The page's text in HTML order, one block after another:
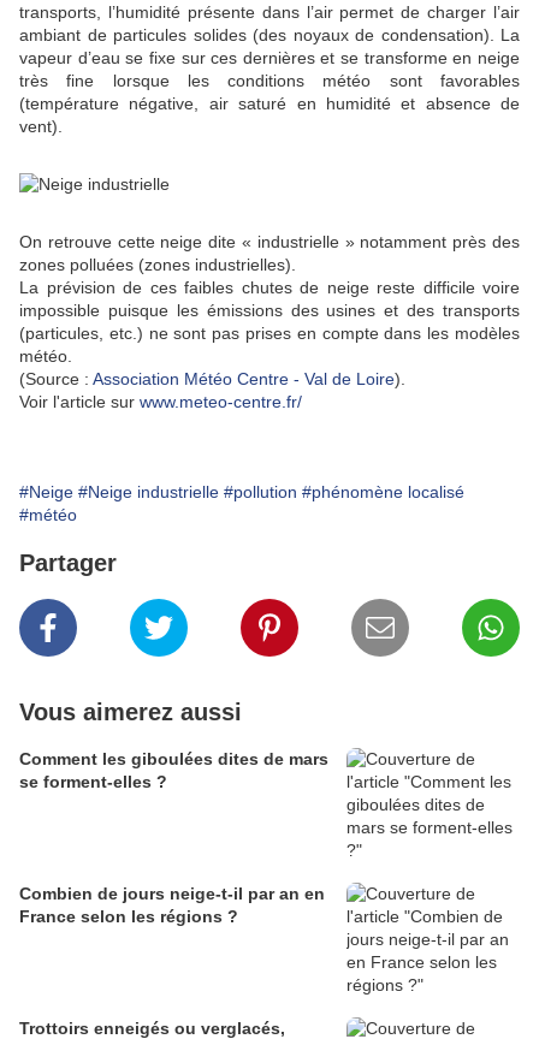
transports, l’humidité présente dans l’air permet de charger l’air
ambiant de particules solides (des noyaux de condensation). La
vapeur d’eau se fixe sur ces dernières et se transforme en neige
très fine lorsque les conditions météo sont favorables
(température négative, air saturé en humidité et absence de
vent).
On retrouve cette neige dite « industrielle » notamment près des
zones polluées (zones industrielles).
La prévision de ces faibles chutes de neige reste difficile voire
impossible puisque les émissions des usines et des transports
(particules, etc.) ne sont pas prises en compte dans les modèles
météo.
(Source : Association Météo Centre - Val de Loire).
Voir l'article sur www.meteo-centre.fr/
#Neige #Neige industrielle #pollution #phénomène localisé
#météo
Partager
Vous aimerez aussi
Comment les giboulées dites de mars
se forment-elles ?
Combien de jours neige-t-il par an en
France selon les régions ?
Trottoirs enneigés ou verglacés,